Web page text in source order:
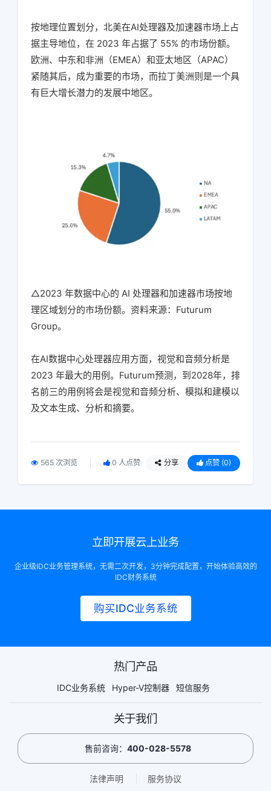
按地理位置划分，北美在AI处理器及加速器市场上占
据主导地位，在 2023 年占据了 55% 的市场份额。
欧洲、中东和非洲（EMEA）和亚太地区（APAC）
紧随其后，成为重要的市场，而拉丁美洲则是一个具
有巨大增长潜力的发展中地区。
△2023 年数据中心的 AI 处理器和加速器市场按地
理区域划分的市场份额。资料来源：Futurum
Group。
在AI数据中心处理器应用方面，视觉和音频分析是
2023 年最大的用例。Futurum预测，到2028年，排
名前三的用例将会是视觉和音频分析、模拟和建模以
及文本生成、分析和摘要。
565 次浏览 0 人点赞 分享 点赞 (0)
立即开展云上业务
企业级IDC业务管理系统，无需二次开发，3分钟完成配置，开始体验高效的
IDC财务系统
购买IDC业务系统
热门产品
IDC业务系统 Hyper-V控制器 短信服务
关于我们
售前咨询： 400-028-5578
法律声明 服务协议